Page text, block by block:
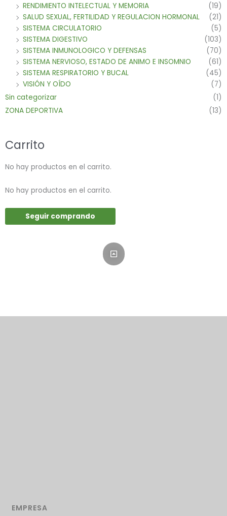
RENDIMIENTO INTELECTUAL Y MEMORIA
(19)
SALUD SEXUAL, FERTILIDAD Y REGULACION HORMONAL
(21)
SISTEMA CIRCULATORIO
(5)
SISTEMA DIGESTIVO
(103)
SISTEMA INMUNOLOGICO Y DEFENSAS
(70)
SISTEMA NERVIOSO, ESTADO DE ANIMO E INSOMNIO
(61)
SISTEMA RESPIRATORIO Y BUCAL
(45)
VISIÓN Y OÍDO
(7)
Sin categorizar
(1)
ZONA DEPORTIVA
(13)
Carrito
No hay productos en el carrito.
No hay productos en el carrito.
Seguir comprando
EMPRESA